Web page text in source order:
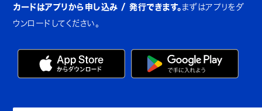
カードはアプリから申し込み / 発行できます。 まずはアプリをダ
ウンロードしてください。